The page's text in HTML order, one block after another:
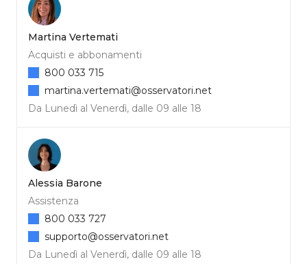
Martina Vertemati
Acquisti e abbonamenti
Da Lunedì al Venerdì, dalle 09 alle 18
800 033 715
martina.vertemati@osservatori.net
Alessia Barone
Assistenza
Da Lunedì al Venerdì, dalle 09 alle 18
800 033 727
supporto@osservatori.net